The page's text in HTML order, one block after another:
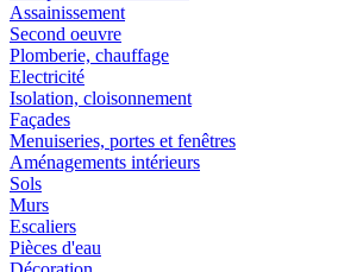
Assainissement
Second oeuvre
Plomberie, chauffage
Electricité
Isolation, cloisonnement
Façades
Menuiseries, portes et fenêtres
Aménagements intérieurs
Sols
Murs
Escaliers
Pièces d'eau